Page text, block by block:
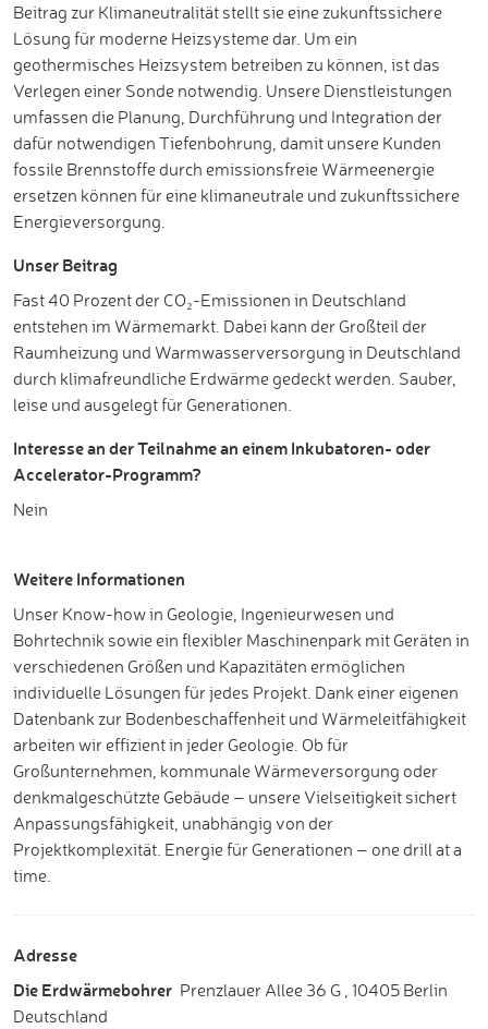
Beitrag zur Klimaneutralität stellt sie eine zukunftssichere
Lösung für moderne Heizsysteme dar. Um ein
geothermisches Heizsystem betreiben zu können, ist das
Verlegen einer Sonde notwendig. Unsere Dienstleistungen
umfassen die Planung, Durchführung und Integration der
dafür notwendigen Tiefenbohrung, damit unsere Kunden
fossile Brennstoffe durch emissionsfreie Wärmeenergie
ersetzen können für eine klimaneutrale und zukunftssichere
Energieversorgung.
Unser Beitrag
Fast 40 Prozent der CO₂-Emissionen in Deutschland
entstehen im Wärmemarkt. Dabei kann der Großteil der
Raumheizung und Warmwasserversorgung in Deutschland
durch klimafreundliche Erdwärme gedeckt werden. Sauber,
leise und ausgelegt für Generationen.
Interesse an der Teilnahme an einem Inkubatoren- oder
Accelerator-Programm?
Nein
Weitere Informationen
Unser Know-how in Geologie, Ingenieurwesen und
Bohrtechnik sowie ein flexibler Maschinenpark mit Geräten in
verschiedenen Größen und Kapazitäten ermöglichen
individuelle Lösungen für jedes Projekt. Dank einer eigenen
Datenbank zur Bodenbeschaffenheit und Wärmeleitfähigkeit
arbeiten wir effizient in jeder Geologie. Ob für
Großunternehmen, kommunale Wärmeversorgung oder
denkmalgeschützte Gebäude – unsere Vielseitigkeit sichert
Anpassungsfähigkeit, unabhängig von der
Projektkomplexität. Energie für Generationen – one drill at a
time.
Adresse
Die Erdwärmebohrer Prenzlauer Allee 36 G , 10405 Berlin
Deutschland